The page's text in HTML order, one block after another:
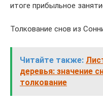
итоге прибыльное
Толкование снов из
Читайте также:
деревья: значение
толкование